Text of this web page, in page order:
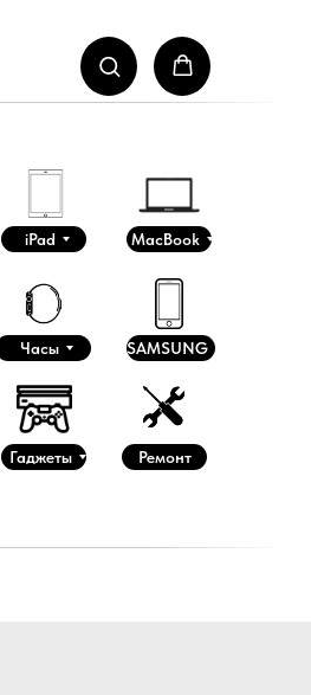
iPad MacBook
Часы
Гаджеты
SAMSUNG
Ремонт